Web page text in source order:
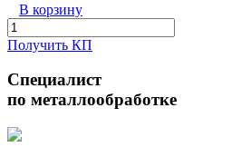
В корзину
Получить КП
Специалист
по металлообработке